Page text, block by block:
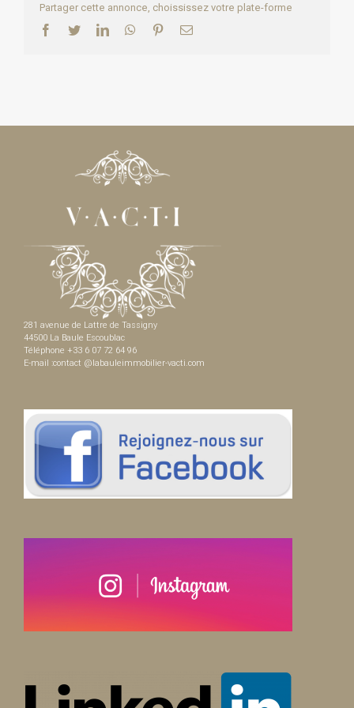
Partager cette annonce, choississez votre plate-forme
Facebook
TwitterLinkedInWhatsApp
PinterestEmail
281 avenue de Lattre de Tassigny
44500 La Baule Escoublac
Téléphone +33 6 07 72 64 96
E-mail :contact @labauleimmobilier-vacti.com